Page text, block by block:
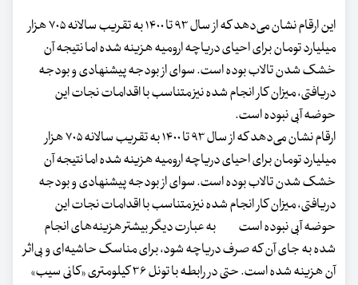
این ارقام نشان می‌دهد که از سال ۹۳ تا ۱۴۰۰ به تقریب سالانه ۷۰۵ هزار
میلیارد تومان برای احیای دریاچه ارومیه هزینه شده اما نتیجه آن
خشک شدن تالاب بوده است. سوای از بودجه پیشنهادی و بودجه
دریافتی، میزان کار انجام شده نیز متناسب با اقدامات نجات این
حوضه آبی نبوده است.
ارقام نشان می‌دهد که از سال ۹۳ تا ۱۴۰۰ به تقریب سالانه ۷۰۵ هزار
میلیارد تومان برای احیای دریاچه ارومیه هزینه شده اما نتیجه آن
خشک شدن تالاب بوده است. سوای از بودجه پیشنهادی و بودجه
دریافتی، میزان کار انجام شده نیز متناسب با اقدامات نجات این
حوضه آبی نبوده است به عبارت دیگر بیشتر هزینه‌های انجام
شده به جای آن که صرف دریاچه شود، برای مناسک حاشیه‌ای و بی‌اثر
آن هزینه شده است. حتی در رابطه با تونل ۳۶ کیلومتری «کانی سیب»